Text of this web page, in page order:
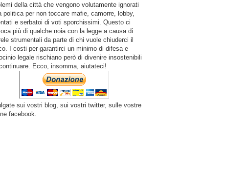
della città che vengono volutamente ignorati
politica per non toccare mafie, camorre, lobby,
e serbatoi di voti sporchissimi. Questo ci
più di qualche noia con la legge a causa di
strumentali da parte di chi vuole chiuderci il
I costi per garantirci un minimo di difesa e
legale rischiano però di divenire insostenibili
Ecco, insomma, aiutateci!
sui vostri blog, sui vostri twitter, sulle vostre
facebook.